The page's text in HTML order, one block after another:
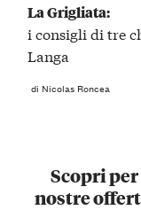
La Grigliata:
i consigli di tre
Langa
di Nicolas Roncea
Scopri
nostre